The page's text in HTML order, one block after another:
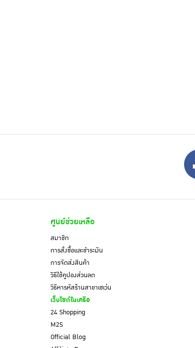
ศูนย์ช่วยเหลือ
สมาชิก
การสั่งซื้อและชำระเงิน
การจัดส่งสินค้า
วิธีใช้คูปองส่วนลด
วิธีหารหัสร้านสาขาเซเว่น
เว็บไซต์ในเครือ
24 Shopping
M2S
Official Blog